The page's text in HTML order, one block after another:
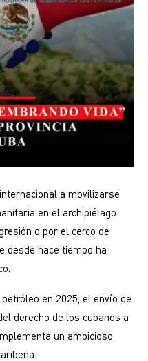
a movilizarse
en el archipiélago
o por el cerco de
desde hace tiempo ha
en 2025, el envío de
derecho de los cubanos a
un ambicioso